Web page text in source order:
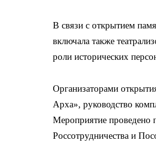
В связи с открытием
включала также
роли исторических
Организаторами
Арха», руководство
Мероприятие проведено
Россотрудничества и